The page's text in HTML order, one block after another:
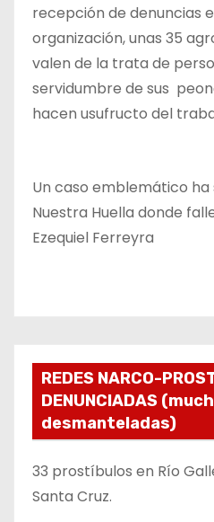
recepción de denuncias
organización, unas 35
valen de la trata de
servidumbre de sus
hacen usufructo del
Un caso emblemático ha
Nuestra Huella donde
Ezequiel Ferreyra
REDES NARCO-
DENUNCIADAS
desmanteladas)
33 prostíbulos en Río
Santa Cruz.